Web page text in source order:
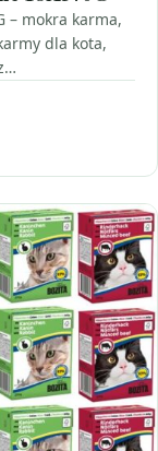
– mokra karma,
dla kota,